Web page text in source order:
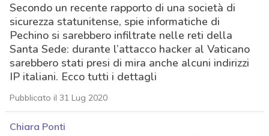
Secondo un recente rapporto di una società di
sicurezza statunitense, spie informatiche di
Pechino si sarebbero infiltrate nelle reti della
Santa Sede: durante l’attacco hacker al Vaticano
sarebbero stati presi di mira anche alcuni indirizzi
IP italiani. Ecco tutti i dettagli
Pubblicato il 31 Lug 2020
Chiara Ponti